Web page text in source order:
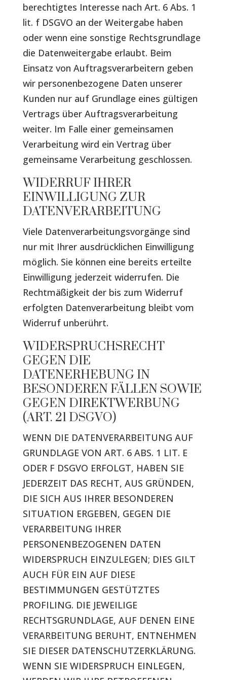
berechtigtes Interesse nach Art. 6 Abs. 1
lit. f DSGVO an der Weitergabe haben
oder wenn eine sonstige Rechtsgrundlage
die Datenweitergabe erlaubt. Beim
Einsatz von Auftragsverarbeitern geben
wir personenbezogene Daten unserer
Kunden nur auf Grundlage eines gültigen
Vertrags über Auftragsverarbeitung
weiter. Im Falle einer gemeinsamen
Verarbeitung wird ein Vertrag über
gemeinsame Verarbeitung geschlossen.
WIDERRUF IHRER
EINWILLIGUNG ZUR
DATENVERARBEITUNG
Viele Datenverarbeitungsvorgänge sind
nur mit Ihrer ausdrücklichen Einwilligung
möglich. Sie können eine bereits erteilte
Einwilligung jederzeit widerrufen. Die
Rechtmäßigkeit der bis zum Widerruf
erfolgten Datenverarbeitung bleibt vom
Widerruf unberührt.
WIDERSPRUCHSRECHT
GEGEN DIE
DATENERHEBUNG IN
BESONDEREN FÄLLEN SOWIE
GEGEN DIREKTWERBUNG
(ART. 21 DSGVO)
WENN DIE DATENVERARBEITUNG AUF
GRUNDLAGE VON ART. 6 ABS. 1 LIT. E
ODER F DSGVO ERFOLGT, HABEN SIE
JEDERZEIT DAS RECHT, AUS GRÜNDEN,
DIE SICH AUS IHRER BESONDEREN
SITUATION ERGEBEN, GEGEN DIE
VERARBEITUNG IHRER
PERSONENBEZOGENEN DATEN
WIDERSPRUCH EINZULEGEN; DIES GILT
AUCH FÜR EIN AUF DIESE
BESTIMMUNGEN GESTÜTZTES
PROFILING. DIE JEWEILIGE
RECHTSGRUNDLAGE, AUF DENEN EINE
VERARBEITUNG BERUHT, ENTNEHMEN
SIE DIESER DATENSCHUTZERKLÄRUNG.
WENN SIE WIDERSPRUCH EINLEGEN,